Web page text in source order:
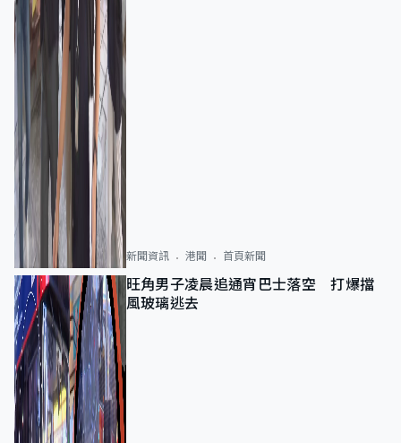
新聞資訊 港聞 首頁新聞
旺角男子凌晨追通宵巴士落空 打爆擋
風玻璃逃去